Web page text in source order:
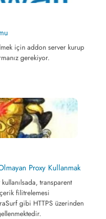
için addon server kurup
gerekiyor.
Proxy Kullanmak
transparent
filitrelemesi
gibi HTTPS üzerinden